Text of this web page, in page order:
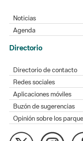
Directorio de contacto
Redes sociales
Buzón de sugerencias
Opinión sobre los parques